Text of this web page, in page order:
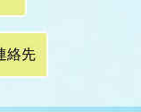
絡先